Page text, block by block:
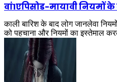
वां1एपिसोड-मायावी नियमों
काली बारिश के बाद लोग जानलेवा
को पहचाना और नियमों का इस्तेमाल